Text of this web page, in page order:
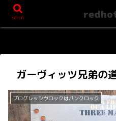
ガーヴィッツ兄弟の
プログレッシヴロックはパンクロック
serch